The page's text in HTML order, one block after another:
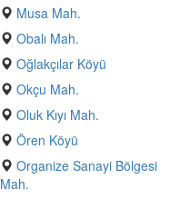
Musa Mah.
Obalı Mah.
Oğlakçılar Köyü
Okçu Mah.
Oluk Kıyı Mah.
Ören Köyü
Organize Sanayi Bölgesi
Mah.